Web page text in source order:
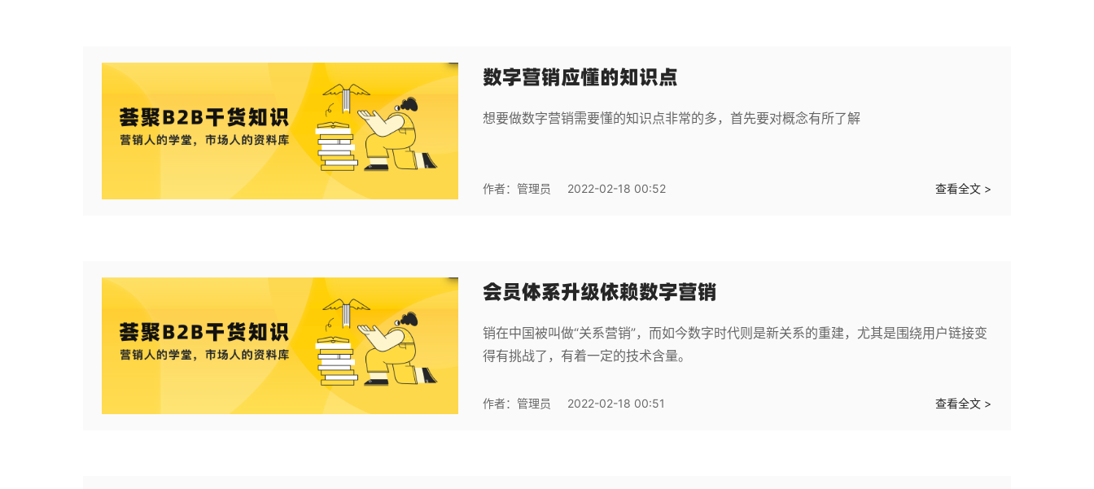
数字营销应懂的知识点
想要做数字营销需要懂的知识点非常的多，首先要对概念有所了解
作者：管理员 2022-02-18 00:52 查看全文 >
会员体系升级依赖数字营销
销在中国被叫做“关系营销”，而如今数字时代则是新关系的重建，尤其是围绕用户链接变
得有挑战了，有着一定的技术含量。
作者：管理员 2022-02-18 00:51 查看全文 >